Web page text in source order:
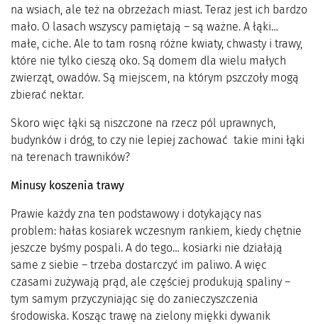
na wsiach, ale też na obrzeżach miast. Teraz jest ich bardzo
mało. O lasach wszyscy pamiętają – są ważne. A łąki…
małe, ciche. Ale to tam rosną różne kwiaty, chwasty i trawy,
które nie tylko cieszą oko. Są domem dla wielu małych
zwierząt, owadów. Są miejscem, na którym pszczoły mogą
zbierać nektar.
Skoro więc łąki są niszczone na rzecz pól uprawnych,
budynków i dróg, to czy nie lepiej zachować takie mini łąki
na terenach trawników?
Minusy koszenia trawy
Prawie każdy zna ten podstawowy i dotykający nas
problem: hałas kosiarek wczesnym rankiem, kiedy chętnie
jeszcze byśmy pospali. A do tego… kosiarki nie działają
same z siebie – trzeba dostarczyć im paliwo. A więc
czasami zużywają prąd, ale częściej produkują spaliny –
tym samym przyczyniając się do zanieczyszczenia
środowiska. Kosząc trawę na zielony miękki dywanik